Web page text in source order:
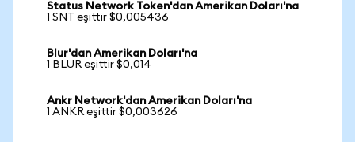
Status Network Token'dan Amerikan Doları'na
1 SNT eşittir $0,005436
Blur'dan Amerikan Doları'na
1 BLUR eşittir $0,014
Ankr Network'dan Amerikan Doları'na
1 ANKR eşittir $0,003626